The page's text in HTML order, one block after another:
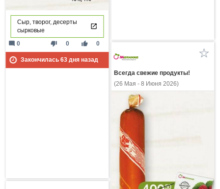
Сыр, творог, десерты
сырковые
thumb_down 0 thumb_up 0
mode_comment 0
Закончилась 63дня назад
Всегда свежие продукты!
(26 Мая - 8 Июня 2026)